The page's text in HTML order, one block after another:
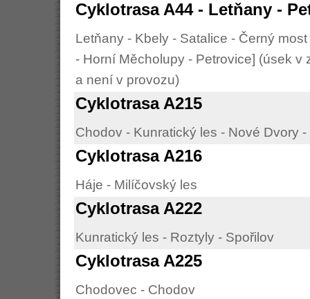
Cyklotrasa A44 - Letňany -
Letňany - Kbely - Satalice - Černý
- Horní Měcholupy - Petrovice] (úsek
a není v provozu)
Cyklotrasa A215
Chodov - Kunratický les - Nové Dvory
Cyklotrasa A216
Háje - Milíčovský les
Cyklotrasa A222
Kunratický les - Roztyly - Spořilov
Cyklotrasa A225
Chodovec - Chodov